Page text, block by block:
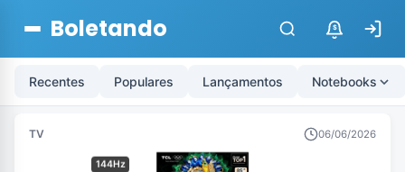
Boletando $
Recentes Populares Lançamentos Notebooks
TV 06/06/2026
144Hz